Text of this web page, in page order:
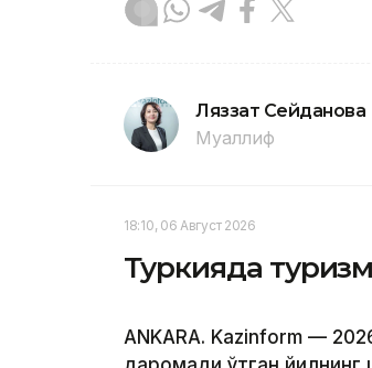
Ляззат Сейданова
Муаллиф
18:10, 06 Август 2026
Туркияда
ANKARA. Kazinform —